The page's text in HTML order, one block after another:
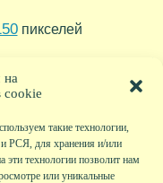
на
cookie
такие технологии,
РСЯ, для хранения и/или
эти технологии позволит нам
или уникальные
пикселей